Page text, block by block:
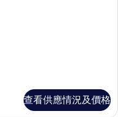
查看供應情況及價格